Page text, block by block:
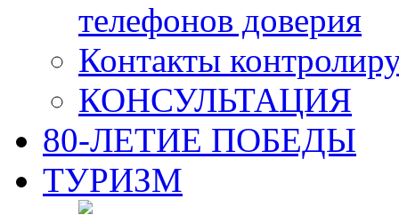
телефонов доверия
Контакты
КОНСУЛЬТАЦИЯ
80-ЛЕТИЕ ПОБЕДЫ
ТУРИЗМ